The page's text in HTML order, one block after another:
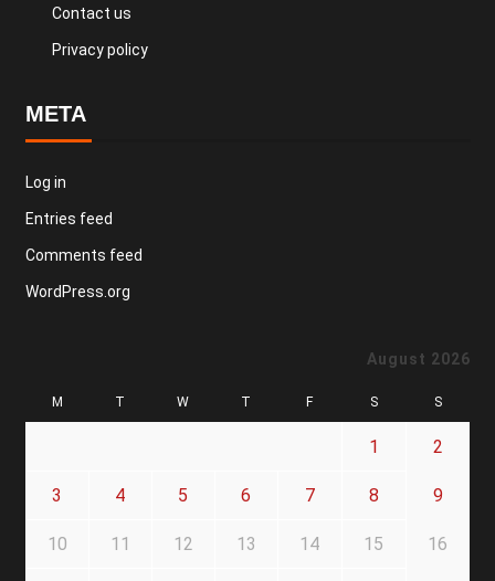
Contact us
Privacy policy
META
Log in
Entries feed
Comments feed
WordPress.org
August 2026
M T W T F S S
1 2
3 4 5 6 7 8 9
10 11 12 13 14 15 16